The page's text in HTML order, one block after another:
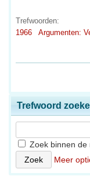
Trefwoorden:
1966
Argumenten:
Trefwoord
Zoek binnen de
Meer